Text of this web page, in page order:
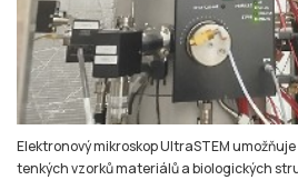
Elektronový mikroskop UltraSTEM
tenkých vzorků materiálů a biologických